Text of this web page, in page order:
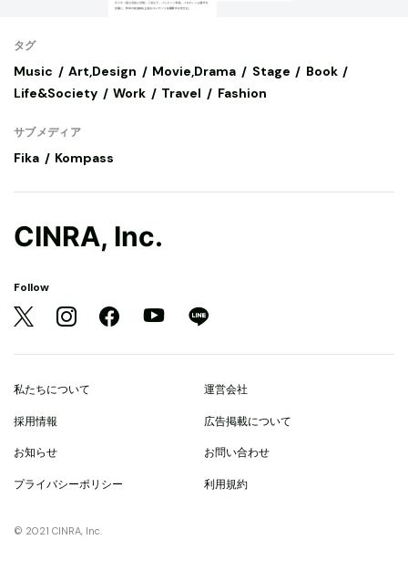
タグ
Music Art,Design Movie,Drama Stage
Book
Life&Society
Work Travel Fashion
サブメディア
Fika Kompass
CINRA, Inc.
Follow
私たちについて 運営会社
採用情報 広告掲載について
お知らせ お問い合わせ
プライバシーポリシー 利用規約
© 2021 CINRA, Inc.